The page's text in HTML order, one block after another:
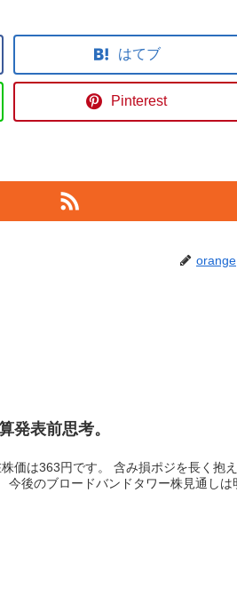
はてブ
Pinterest
orange
発表前思考。
み損ポジを長く抱えて